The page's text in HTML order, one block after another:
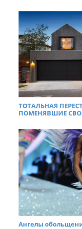
ТОТАЛЬНАЯ
ПОМЕНЯВШИЕ
Ангелы